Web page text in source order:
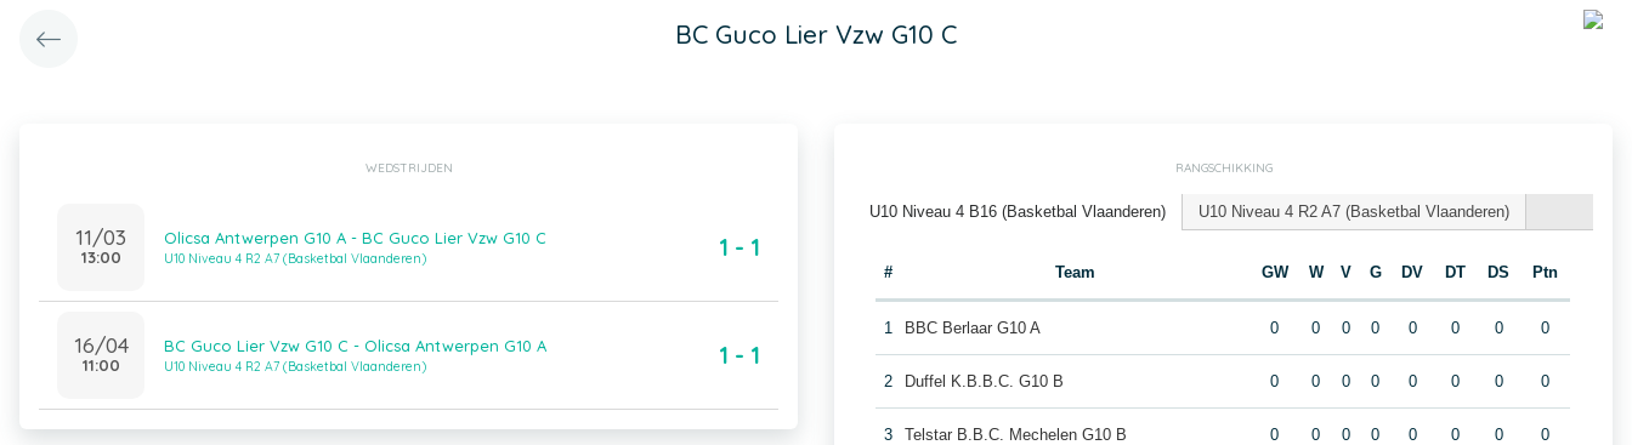
BC Guco Lier Vzw G10 C
WEDSTRIJDEN
11/03
13:00
Olicsa Antwerpen G10 A - BC Guco Lier Vzw G10 C
U10 Niveau 4 R2 A7 (Basketbal Vlaanderen) 1 - 1
16/04
11:00
BC Guco Lier Vzw G10 C - Olicsa Antwerpen G10 A
U10 Niveau 4 R2 A7 (Basketbal Vlaanderen) 1 - 1
RANGSCHIKKING
U10 Niveau 4 B16 (Basketbal Vlaanderen) U10 Niveau 4 R2 A7 (Basketbal Vlaanderen)
# Team GW W V G DV DT DS Ptn
1 BBC Berlaar G10 A 0 0 0 0 0 0 0 0
2 Duffel K.B.B.C. G10 B 0 0 0 0 0 0 0 0
3 Telstar B.B.C. Mechelen G10 B 0 0 0 0 0 0 0 0